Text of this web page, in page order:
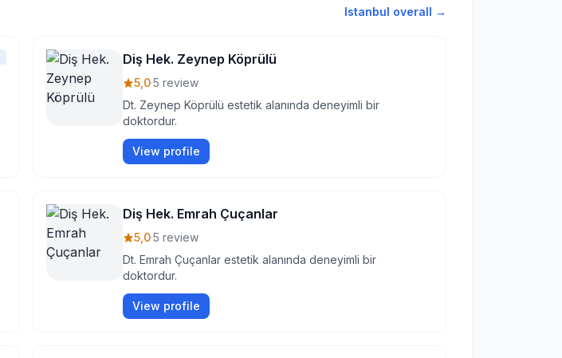
Istanbul overall →
Diş Hek. Zeynep Köprülü
5,0·5 review
Dt. Zeynep Köprülü estetik alanında deneyimli bir
doktordur.
View profile
Diş Hek. Emrah Çuçanlar
5,0·5 review
Dt. Emrah Çuçanlar estetik alanında deneyimli bir
doktordur.
View profile